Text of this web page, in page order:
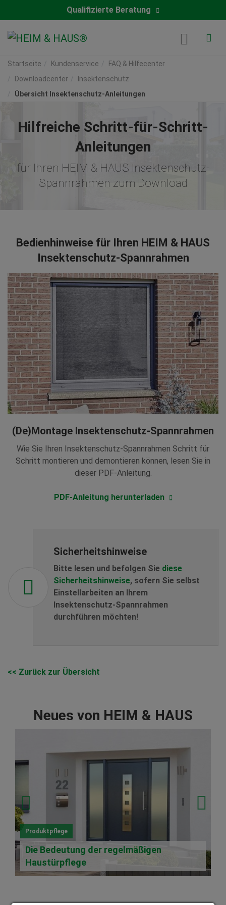
Qualifizierte Beratung
Startseite Kundenservice
FAQ & Hilfecenter
Downloadcenter
Insektenschutz
Übersicht Insektenschutz-Anleitungen
Hilfreiche Schritt-für-Schritt-
Anleitungen
für Ihren HEIM & HAUS Insektenschutz-
Spannrahmen zum Download
Bedienhinweise für Ihren HEIM & HAUS
Insektenschutz-Spannrahmen
(De)Montage Insektenschutz-Spannrahmen
Wie Sie Ihren Insektenschutz-Spannrahmen Schritt für
Schritt montieren und demontieren können, lesen Sie in
dieser PDF-Anleitung.
PDF-Anleitung herunterladen
Sicherheitshinweise
Bitte lesen und befolgen Sie diese
Sicherheitshinweise, sofern Sie selbst
Einstellarbeiten an Ihrem
Insektenschutz-Spannrahmen
durchführen möchten!
<< Zurück zur Übersicht
Neues von HEIM & HAUS
Produktpflege
Die Bedeutung der regelmäßigen
Haustürpflege